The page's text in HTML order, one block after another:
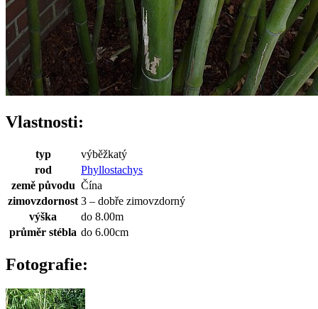
Vlastnosti:
typ
výběžkatý
rod
Phyllostachys
země původu Čína
zimovzdornost 3 – dobře zimovzdorný
výška
do 8.00m
průměr stébla do 6.00cm
Fotografie: